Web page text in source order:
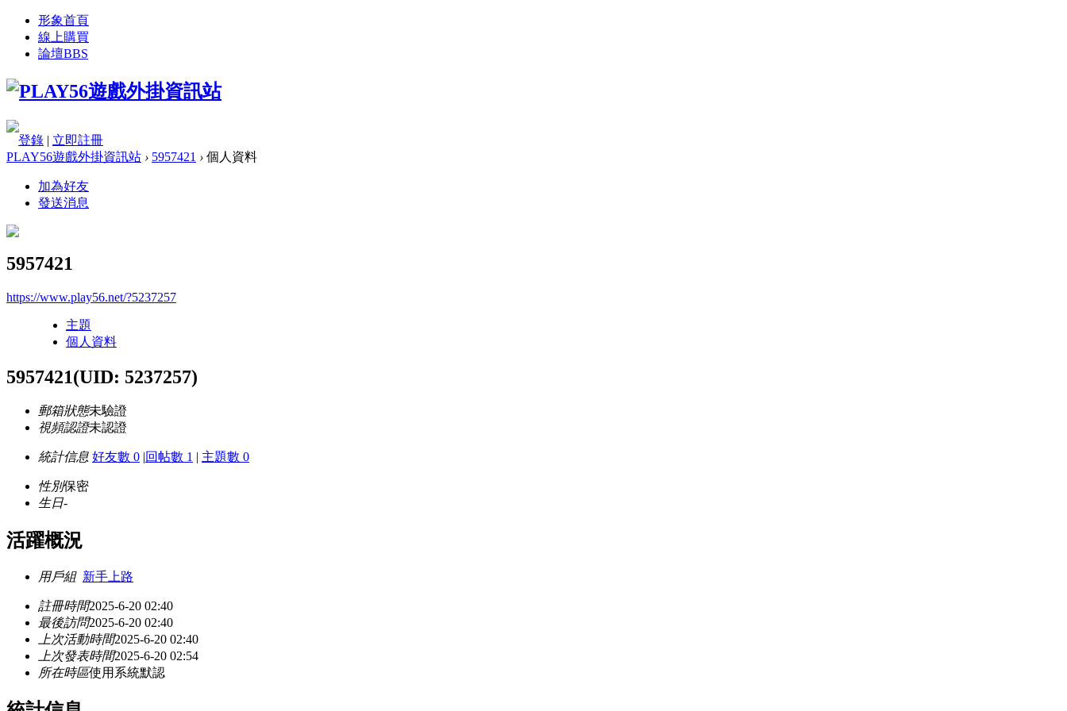
形象首頁
線上購買
論壇BBS
登錄 | 立即註冊
PLAY56遊戲外掛資訊站 › 5957421 › 個人資料
加為好友
發送消息
5957421
https://www.play56.net/?5237257
主題
個人資料
5957421(UID: 5237257)
郵箱狀態未驗證
視頻認證未認證
統計信息 好友數 0 |回帖數 1 | 主題數 0
性別保密
生日-
活躍概況
用戶組 新手上路
註冊時間2025-6-20 02:40
最後訪問2025-6-20 02:40
上次活動時間2025-6-20 02:40
上次發表時間2025-6-20 02:54
所在時區使用系統默認